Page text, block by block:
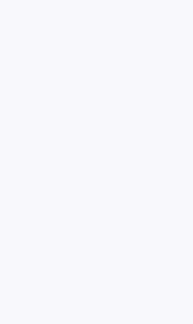
kiện